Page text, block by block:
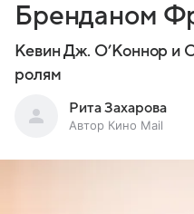
Бренданом
Кевин Дж. О’Коннор и
ролям
Рита Захарова
Автор Кино Mail